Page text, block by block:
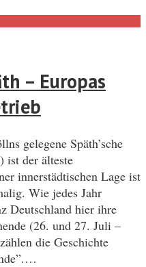
– Europas
gelegene Späth’sche
ist der älteste
innerstädtischen Lage ist
Wie jedes Jahr
Deutschland hier ihre
(26. und 27. Juli –
die Geschichte